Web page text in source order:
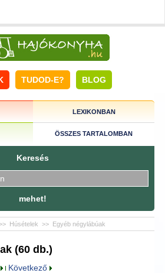
TUDOD-E? BLOG
LEXIKONBAN
ÖSSZES TARTALOMBAN
Keresés
mehet!
Húsételek >> Egyéb négylábúak
(60 db.)
Következő